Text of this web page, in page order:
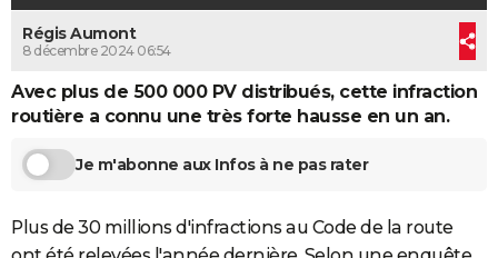
FINANCE
Retraite
Impôts
Epargne
Immobilier
Risques naturels par ville
Banque
Assurance
Crédit
AUTO
Essais
Réserver un essai
Citadines
Berlines
SUV
Forum auto
+HIGH-TECH
BRICOLAGE
Guides de France
Escapades
Patrimoine
Expositions
Musées
Week-end nature
+LIFESTYLE
Régis Aumont
8 décembre 2024 06:54
Avec plus de 500 000 PV distribués, cette infraction
routière a connu une très forte hausse en un an.
Je m'abonne aux Infos à ne pas rater
Plus de 30 millions d'infractions au Code de la route